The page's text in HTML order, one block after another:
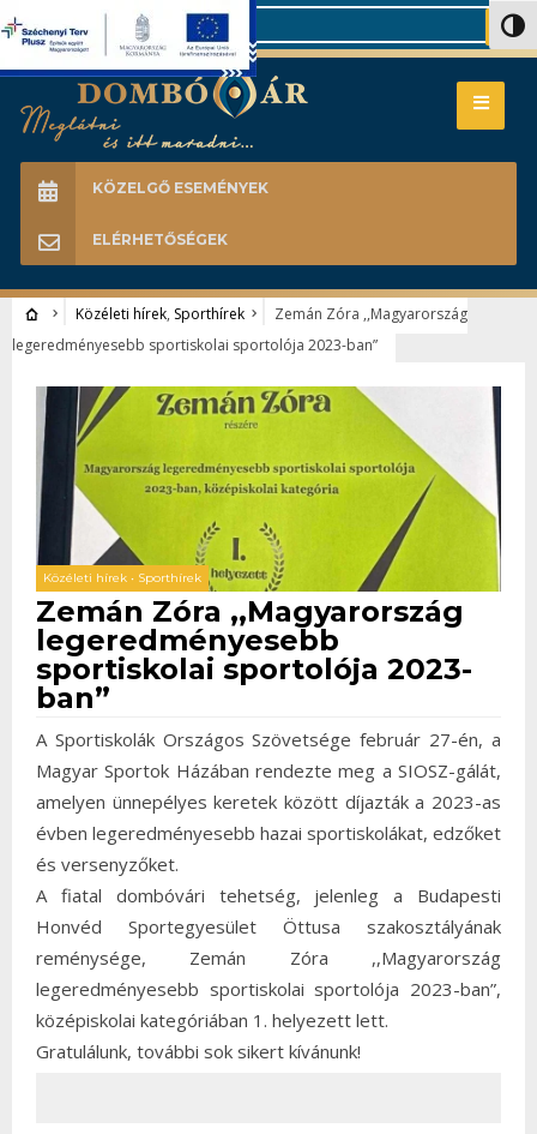
Search
KÖZELGŐ ESEMÉNYEK
ELÉRHETŐSÉGEK
Közéleti hírek, Sporthírek
Zemán Zóra ,,Magyarország
legeredményesebb sportiskolai sportolója 2023-ban”
Közéleti hírek • Sporthírek
Zemán Zóra ,,Magyarország
legeredményesebb
sportiskolai sportolója 2023-
ban”
A Sportiskolák Országos Szövetsége február 27-én, a
Magyar Sportok Házában rendezte meg a SIOSZ-gálát,
amelyen ünnepélyes keretek között díjazták a 2023-as
évben legeredményesebb hazai sportiskolákat, edzőket
és versenyzőket.
A fiatal dombóvári tehetség, jelenleg a Budapesti
Honvéd Sportegyesület Öttusa szakosztályának
reménysége, Zemán Zóra ,,Magyarország
legeredményesebb sportiskolai sportolója 2023-ban”,
középiskolai kategóriában 1. helyezett lett.
Gratulálunk, további sok sikert kívánunk!